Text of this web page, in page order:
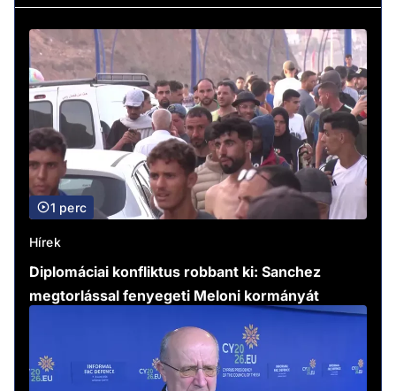
1 perc
Hírek
Diplomáciai konfliktus robbant ki: Sanchez
megtorlással fenyegeti Meloni kormányát